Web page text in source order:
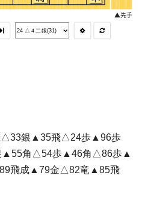
銀▲35飛△24歩▲96歩
角△54歩▲46角△86歩▲
飛成▲79金△82竜▲85飛